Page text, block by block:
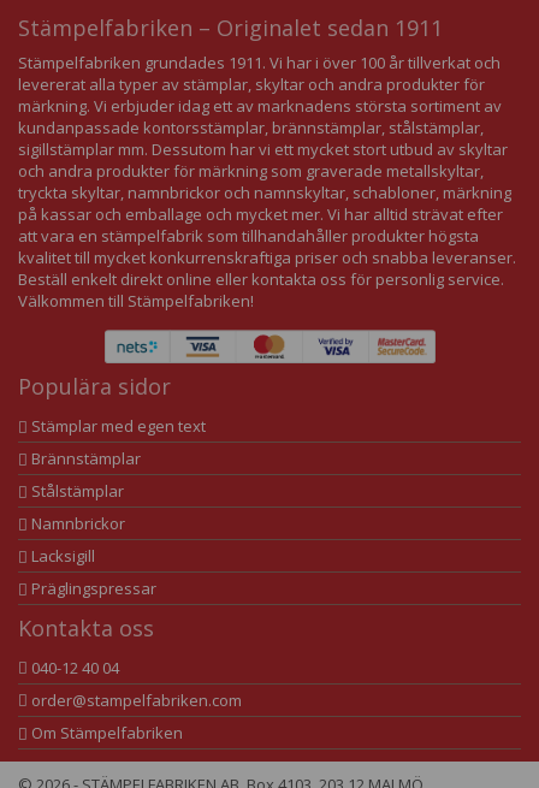
Stämpelfabriken – Originalet sedan 1911
Stämpelfabriken grundades 1911. Vi har i över 100 år tillverkat och
levererat alla typer av stämplar, skyltar och andra produkter för
märkning. Vi erbjuder idag ett av marknadens största sortiment av
kundanpassade kontorsstämplar, brännstämplar, stålstämplar,
sigillstämplar mm. Dessutom har vi ett mycket stort utbud av skyltar
och andra produkter för märkning som graverade metallskyltar,
tryckta skyltar, namnbrickor och namnskyltar, schabloner, märkning
på kassar och emballage och mycket mer. Vi har alltid strävat efter
att vara en stämpelfabrik som tillhandahåller produkter högsta
kvalitet till mycket konkurrenskraftiga priser och snabba leveranser.
Beställ enkelt direkt online eller kontakta oss för personlig service.
Välkommen till Stämpelfabriken!
Populära sidor
Stämplar med egen text
Brännstämplar
Stålstämplar
Namnbrickor
Lacksigill
Präglingspressar
Kontakta oss
040-12 40 04
order@stampelfabriken.com
Om Stämpelfabriken